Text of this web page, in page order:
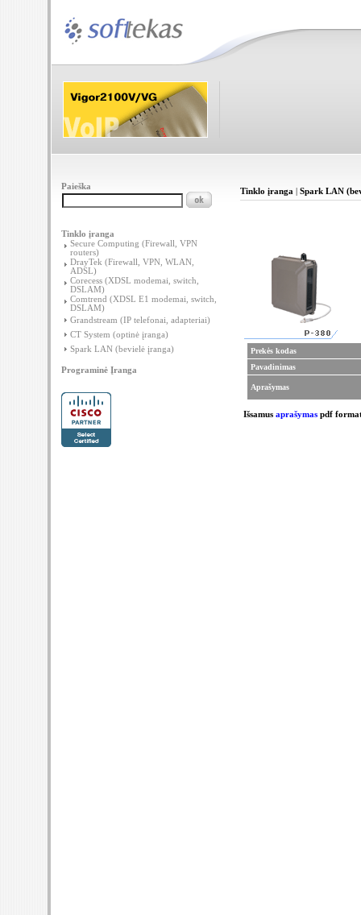
Paieška
Tinklo įranga Spark LAN
Tinklo įranga
Secure Computing (Firewall, VPN
routers)
DrayTek (Firewall, VPN, WLAN,
ADSL)
Corecess (XDSL modemai, switch,
DSLAM)
Comtrend (XDSL E1 modemai, switch,
DSLAM)
Grandstream (IP telefonai, adapteriai)
CT System (optinė įranga)
Spark LAN (bevielė įranga)
Programinė Įranga
Prekės kodas
Pavadinimas
Aprašymas
Išsamus aprašymas pdf